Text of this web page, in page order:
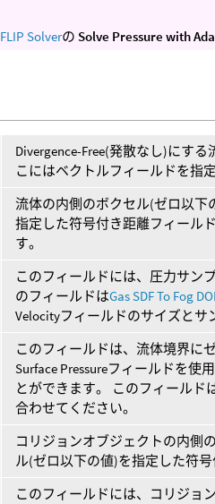
FLIP Solverの Solve Pressure with
Divergence-Free(発散なし)にす
こにはベクトルフィールドを指
流体の内側のボクセル(ゼロ以下
指定した符号付き距離フィール
す。
このフィールドには、圧力サン
のフィールドはGas SDF To Fog
Velocityフィールドのサイズとサ
このフィールドは、流体境界に
Surface Pressureフィールドを
とができます。 このフィールド
合わせてください。
コリジョンオブジェクトの内側
ル(ゼロ以下の値)を指定した符号
このフィールドには、コリジョ